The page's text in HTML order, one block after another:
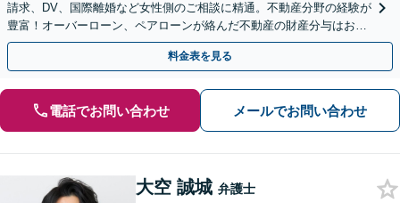
請求、DV、国際離婚など女性側のご相談に精通。不動産分野の経験が
豊富！オーバーローン、ペアローンが絡んだ不動産の財産分与はお任
せください【完全個室】【子連れ相談OK】
料金表を見る
電話でお問い合わせ メールでお問い合わせ
大空 誠城 弁護士